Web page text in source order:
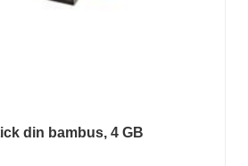
din bambus, 4 GB